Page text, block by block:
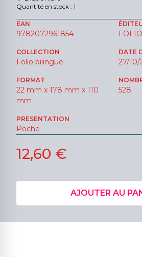
Quantité en stock : 1
EAN
9782072961854 FOLIO
COLLECTION
Folio bilingue
DATE
27/10/
FORMAT
22 mm x 178 mm x 110
mm
528
PRESENTATION
Poche
12,60 €
AJOUTER AU